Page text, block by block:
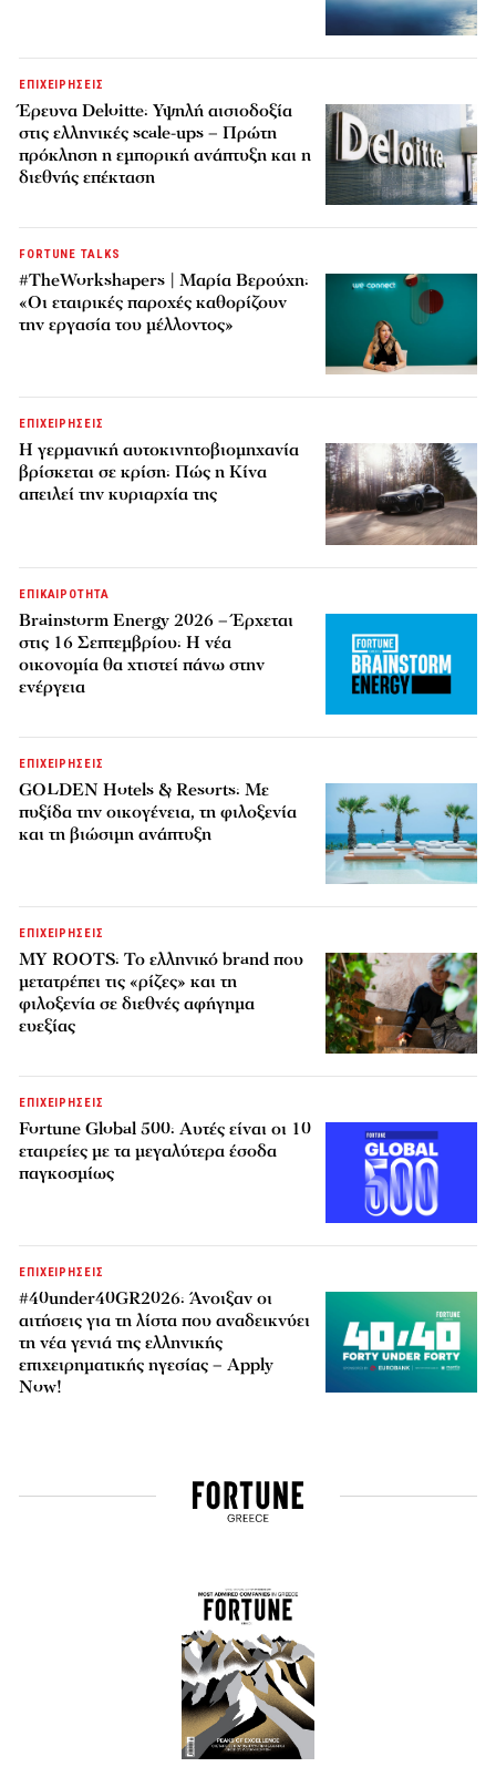
ΕΠΙΧΕΙΡΗΣΕΙΣ
Έρευνα Deloitte: Υψηλή αισιοδοξία
στις ελληνικές scale-ups – Πρώτη
πρόκληση η εμπορική ανάπτυξη και η
διεθνής επέκταση
FORTUNE TALKS
#TheWorkshapers | Μαρία Βερούχη:
«Οι εταιρικές παροχές καθορίζουν
την εργασία του μέλλοντος»
ΕΠΙΧΕΙΡΗΣΕΙΣ
Η γερμανική αυτοκινητοβιομηχανία
βρίσκεται σε κρίση: Πώς η Κίνα
απειλεί την κυριαρχία της
ΕΠΙΚΑΙΡΟΤΗΤΑ
Brainstorm Energy 2026 – Έρχεται
στις 16 Σεπτεμβρίου: Η νέα
οικονομία θα χτιστεί πάνω στην
ενέργεια
ΕΠΙΧΕΙΡΗΣΕΙΣ
GOLDEN Hotels & Resorts: Με
πυξίδα την οικογένεια, τη φιλοξενία
και τη βιώσιμη ανάπτυξη
ΕΠΙΧΕΙΡΗΣΕΙΣ
MY ROOTS: Το ελληνικό brand που
μετατρέπει τις «ρίζες» και τη
φιλοξενία σε διεθνές αφήγημα
ευεξίας
ΕΠΙΧΕΙΡΗΣΕΙΣ
Fortune Global 500: Αυτές είναι οι 10
εταιρείες με τα μεγαλύτερα έσοδα
παγκοσμίως
ΕΠΙΧΕΙΡΗΣΕΙΣ
#40under40GR2026: Άνοιξαν οι
αιτήσεις για τη λίστα που αναδεικνύει
τη νέα γενιά της ελληνικής
επιχειρηματικής ηγεσίας – Apply
Now!